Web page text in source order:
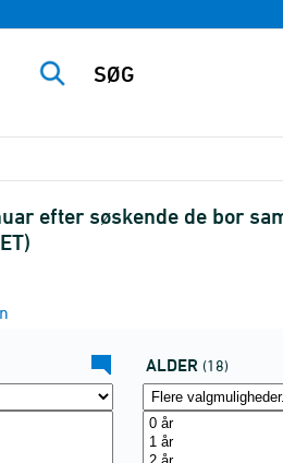
efter søskende de bor
ALDER (18)